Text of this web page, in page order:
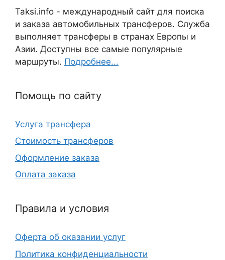
Taksi.info - международный сайт для поиска
и заказа автомобильных трансферов. Служба
выполняет трансферы в странах Европы и
Азии. Доступны все самые популярные
маршруты. Подробнее...
Помощь по сайту
Услуга трансфера
Стоимость трансферов
Оформление заказа
Оплата заказа
Правила и условия
Оферта об оказании услуг
Политика конфиденциальности